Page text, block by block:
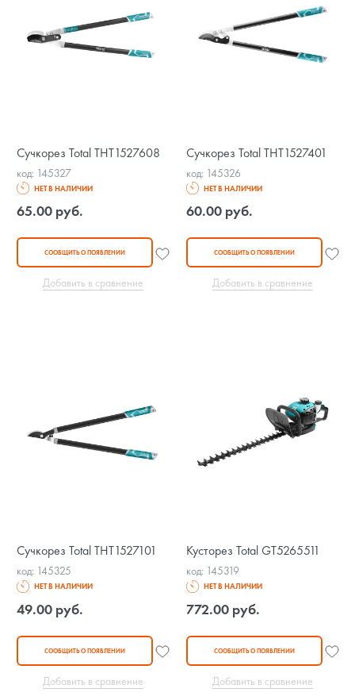
Сучкорез Total THT1527608
код: 145327
НЕТ В НАЛИЧИИ
65.00 руб.
СООБЩИТЬ О ПОЯВЛЕНИИ
Добавить в сравнение
Сучкорез Total THT1527401
код: 145326
НЕТ В НАЛИЧИИ
60.00 руб.
СООБЩИТЬ О ПОЯВЛЕНИИ
Добавить в сравнение
Сучкорез Total THT1527101
код: 145325
НЕТ В НАЛИЧИИ
49.00 руб.
СООБЩИТЬ О ПОЯВЛЕНИИ
Добавить в сравнение
Кусторез Total GT5265511
код: 145319
НЕТ В НАЛИЧИИ
772.00 руб.
СООБЩИТЬ О ПОЯВЛЕНИИ
Добавить в сравнение